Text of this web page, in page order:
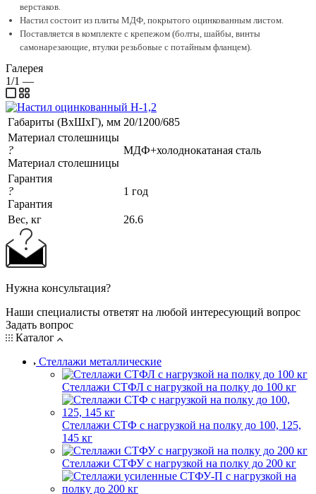
верстаков.
Настил состоит из плиты МДФ, покрытого оцинкованным листом.
Поставляется в комплекте с крепежом (болты, шайбы, винты
самонарезающие, втулки резьбовые с потайным фланцем).
Галерея
1/1 —
Габариты (ВхШхГ), мм 20/1200/685
Материал столешницы
?
Материал столешницы
МДФ+холоднокатаная сталь
Гарантия
?
Гарантия
1 год
Вес, кг 26.6
Нужна консультация?
Наши специалисты ответят на любой интересующий вопрос
Задать вопрос
Каталог
Стеллажи металлические
Стеллажи СТФЛ с нагрузкой на полку до 100 кг
Стеллажи СТФ с нагрузкой на полку до 100, 125,
145 кг
Стеллажи СТФУ с нагрузкой на полку до 200 кг